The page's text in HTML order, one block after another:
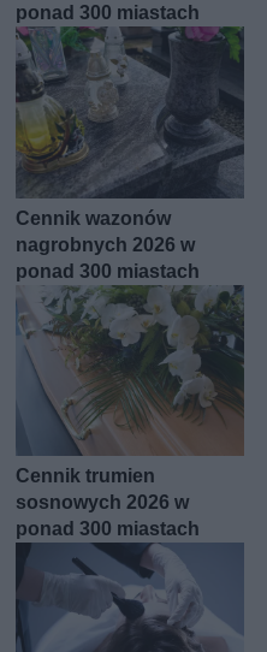
ponad 300 miastach
Cennik wazonów
nagrobnych 2026 w
ponad 300 miastach
Cennik trumien
sosnowych 2026 w
ponad 300 miastach